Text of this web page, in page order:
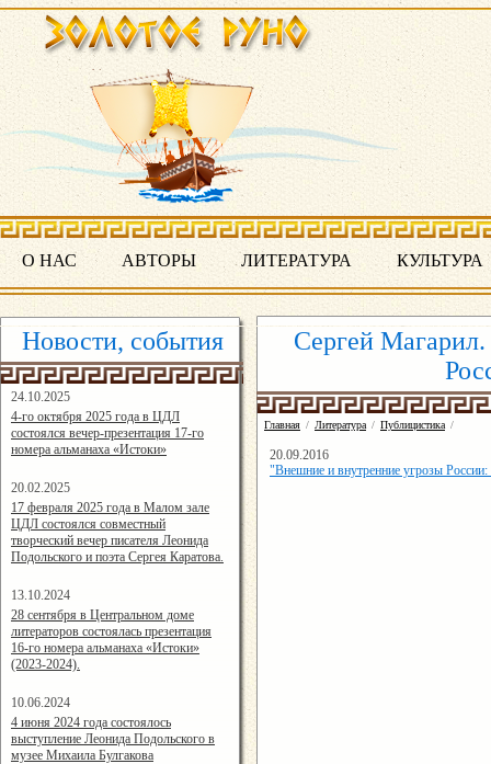
О НАС АВТОРЫ ЛИТЕРАТУРА КУЛЬТУРА
Новости, события
24.10.2025
16:19:07
4-го октября 2025 года в ЦДЛ
состоялся вечер-презентация 17-го
номера альманаха «Истоки»
20.02.2025
14:24:00
17 февраля 2025 года в Малом зале
ЦДЛ состоялся совместный
творческий вечер писателя Леонида
Подольского и поэта Сергея Каратова.
13.10.2024
14:08:11
28 сентября в Центральном доме
литераторов состоялась презентация
16-го номера альманаха «Истоки»
(2023-2024).
10.06.2024
15:02:44
4 июня 2024 года состоялось
выступление Леонида Подольского в
музее Михаила Булгакова
Сергей
Главная / Литература / Публицистика /
20.09.2016
"Внешние и внутренние угрозы России: